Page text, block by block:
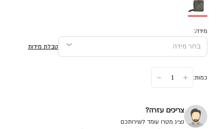
מידה:
טבלת מידות
כמות:
צריכים עזרה?
נציג מטרו עומד לשירותכם